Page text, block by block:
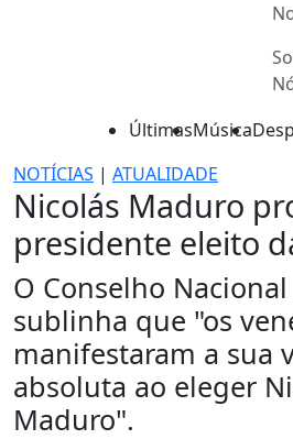
ÚltimasMúsica
NOTÍCIAS | ATUALIDADE
Nicolás Maduro
presidente eleito
O Conselho
sublinha que "os
manifestaram a sua
absoluta ao eleger
Maduro".